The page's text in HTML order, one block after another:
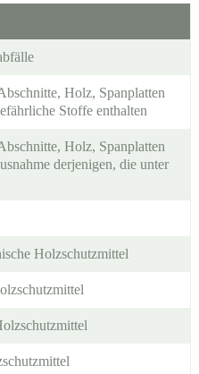
Holz, Spanplatten
Stoffe enthalten
Holz, Spanplatten
derjenigen, die unter
Holzschutzmittel